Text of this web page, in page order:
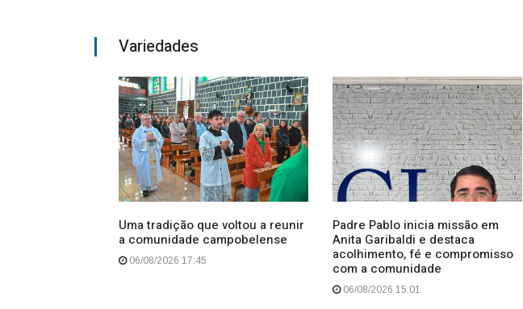
Variedades
Uma tradição que voltou a reunir
a comunidade campobelense
06/08/2026 17:45
Padre Pablo inicia missão em
Anita Garibaldi e destaca
acolhimento, fé e compromisso
com a comunidade
06/08/2026 15:01